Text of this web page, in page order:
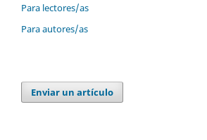
Para lectores/as
Para autores/as
Enviar un artículo